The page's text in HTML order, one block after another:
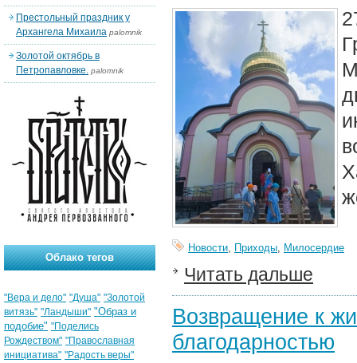
Новости, Приходы, Милосердие
Читать дальше
Возвращение к
благодарностью
Престольный праздник у
Архангела Михаила palomnik
Золотой октябрь в
Петропавловке. palomnik
Облако тегов
"Вера и дело" "Душа" "Золотой
витязь" "Ландыши" "Образ и
подобие" "Поделись
Рождеством" "Православная
инициатива" "Радость веры"